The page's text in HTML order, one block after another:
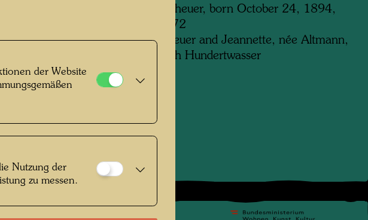
Elsa Stowasser, née Scheuer, born October 24, 1894,
died September 4, 1972
Daughter of Isaias Scheuer and Jeannette, née Altmann,
mother of Friedensreich Hundertwasser
der Website
Nutzung der
zu messen.